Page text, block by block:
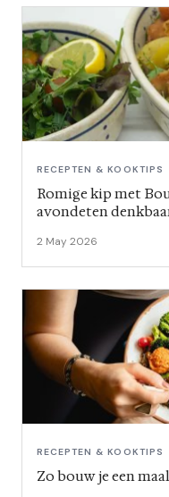
RECEPTEN & KOOKTIPS
Romige kip met
avondeten
2 May 2026
RECEPTEN & KOOKTIPS
Zo bouw je een